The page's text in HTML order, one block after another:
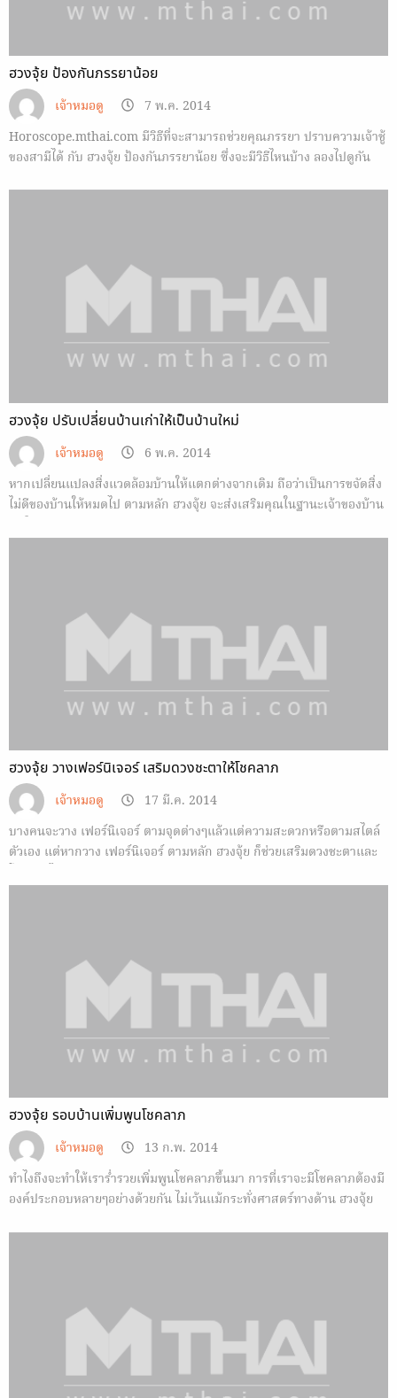
ฮวงจุ้ย ป้องกันภรรยาน้อย
เจ้าหมอดู
7 พ.ค. 2014
Horoscope.mthai.com มีวิธีที่จะสามารถช่วยคุณภรรยา ปราบความเจ้าชู้
ของสามีได้ กับ ฮวงจุ้ย ป้องกันภรรยาน้อย ซึ่งจะมีวิธีไหนบ้าง ลองไปดูกัน
ฮวงจุ้ย ปรับเปลี่ยนบ้านเก่าให้เป็นบ้านใหม่
เจ้าหมอดู
6 พ.ค. 2014
หากเปลี่ยนแปลงสิ่งแวดล้อมบ้านให้แตกต่างจากเดิม ถือว่าเป็นการขจัดสิ่ง
ไม่ดีของบ้านให้หมดไป ตามหลัก ฮวงจุ้ย จะส่งเสริมคุณในฐานะเจ้าของบ้าน
ฮวงจุ้ย วางเฟอร์นิเจอร์ เสริมดวงชะตาให้โชคลาภ
เจ้าหมอดู
17 มี.ค. 2014
บางคนจะวาง เฟอร์นิเจอร์ ตามจุดต่างๆแล้วแต่ความสะดวกหรือตามสไตล์
ตัวเอง แต่หากวาง เฟอร์นิเจอร์ ตามหลัก ฮวงจุ้ย ก็ช่วยเสริมดวงชะตาและ
ฮวงจุ้ย รอบบ้านเพิ่มพูนโชคลาภ
เจ้าหมอดู
13 ก.พ. 2014
ทำไงถึงจะทำให้เราร่ำรวยเพิ่มพูนโชคลาภขึ้นมา การที่เราจะมีโชคลาภต้องมี
องค์ประกอบหลายๆอย่างด้วยกัน ไม่เว้นแม้กระทั่งศาสตร์ทางด้าน ฮวงจุ้ย